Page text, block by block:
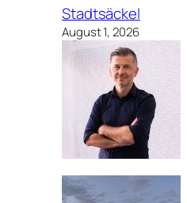
Stadtsäckel
August 1, 2026